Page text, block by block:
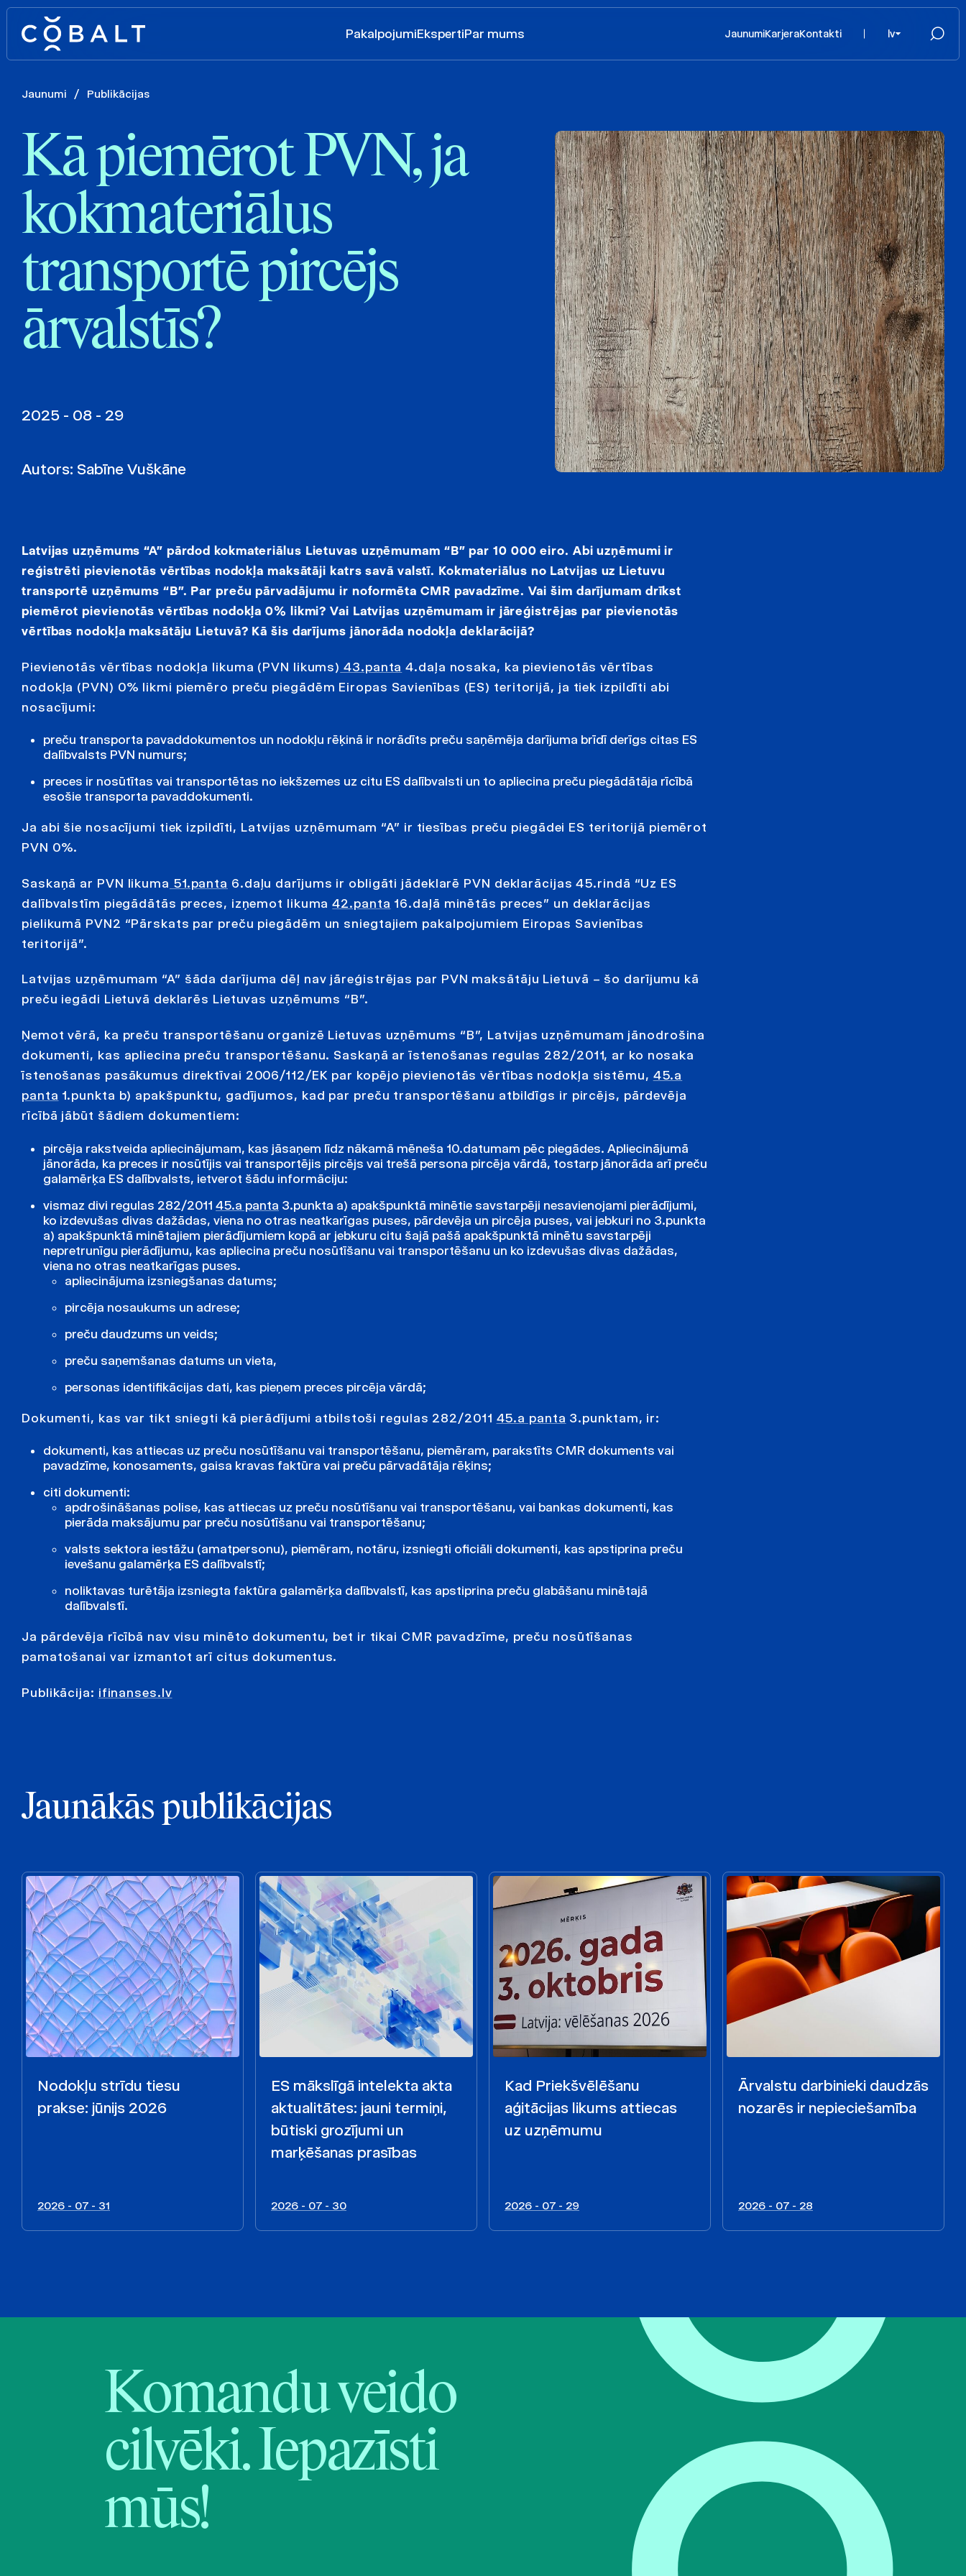
PakalpojumiEkspertiPar mums JaunumiKarjeraKontakti lv
Jaunumi / Publikācijas
Kā piemērot PVN, ja
kokmateriālus
transportē pircējs
ārvalstīs?
2025 - 08 - 29
Autors: Sabīne Vuškāne
Latvijas uzņēmums “A” pārdod kokmateriālus Lietuvas uzņēmumam “B” par 10 000 eiro. Abi uzņēmumi ir
reģistrēti pievienotās vērtības nodokļa maksātāji katrs savā valstī. Kokmateriālus no Latvijas uz Lietuvu
transportē uzņēmums “B”. Par preču pārvadājumu ir noformēta CMR pavadzīme. Vai šim darījumam drīkst
piemērot pievienotās vērtības nodokļa 0% likmi? Vai Latvijas uzņēmumam ir jāreģistrējas par pievienotās
vērtības nodokļa maksātāju Lietuvā? Kā šis darījums jānorāda nodokļa deklarācijā?
Pievienotās vērtības nodokļa likuma (PVN likums) 43.panta 4.daļa nosaka, ka pievienotās vērtības
nodokļa (PVN) 0% likmi piemēro preču piegādēm Eiropas Savienības (ES) teritorijā, ja tiek izpildīti abi
nosacījumi:
preču transporta pavaddokumentos un nodokļu rēķinā ir norādīts preču saņēmēja darījuma brīdī derīgs citas ES
dalībvalsts PVN numurs;
preces ir nosūtītas vai transportētas no iekšzemes uz citu ES dalībvalsti un to apliecina preču piegādātāja rīcībā
esošie transporta pavaddokumenti.
Ja abi šie nosacījumi tiek izpildīti, Latvijas uzņēmumam “A” ir tiesības preču piegādei ES teritorijā piemērot
PVN 0%.
Saskaņā ar PVN likuma 51.panta 6.daļu darījums ir obligāti jādeklarē PVN deklarācijas 45.rindā “Uz ES
dalībvalstīm piegādātās preces, izņemot likuma42.panta 16.daļā minētās preces” un deklarācijas
pielikumā PVN2 “Pārskats par preču piegādēm un sniegtajiem pakalpojumiem Eiropas Savienības
teritorijā”.
Latvijas uzņēmumam “A” šāda darījuma dēļ nav jāreģistrējas par PVN maksātāju Lietuvā – šo darījumu kā
preču iegādi Lietuvā deklarēs Lietuvas uzņēmums “B”.
Ņemot vērā, ka preču transportēšanu organizē Lietuvas uzņēmums “B”, Latvijas uzņēmumam jānodrošina
dokumenti, kas apliecina preču transportēšanu. Saskaņā ar īstenošanas regulas 282/2011, ar ko nosaka
īstenošanas pasākumus direktīvai 2006/112/EK par kopējo pievienotās vērtības nodokļa sistēmu, 45.a
panta 1.punkta b) apakšpunktu, gadījumos, kad par preču transportēšanu atbildīgs ir pircējs, pārdevēja
rīcībā jābūt šādiem dokumentiem:
pircēja rakstveida apliecinājumam, kas jāsaņem līdz nākamā mēneša 10.datumam pēc piegādes. Apliecinājumā
jānorāda, ka preces ir nosūtījis vai transportējis pircējs vai trešā persona pircēja vārdā, tostarp jānorāda arī preču
galamērķa ES dalībvalsts, ietverot šādu informāciju:
vismaz divi regulas 282/2011 45.a panta 3.punkta a) apakšpunktā minētie savstarpēji nesavienojami pierādījumi,
ko izdevušas divas dažādas, viena no otras neatkarīgas puses, pārdevēja un pircēja puses, vai jebkuri no 3.punkta
a) apakšpunktā minētajiem pierādījumiem kopā ar jebkuru citu šajā pašā apakšpunktā minētu savstarpēji
nepretrunīgu pierādījumu, kas apliecina preču nosūtīšanu vai transportēšanu un ko izdevušas divas dažādas,
viena no otras neatkarīgas puses.
apliecinājuma izsniegšanas datums;
pircēja nosaukums un adrese;
preču daudzums un veids;
preču saņemšanas datums un vieta,
personas identifikācijas dati, kas pieņem preces pircēja vārdā;
Dokumenti, kas var tikt sniegti kā pierādījumi atbilstoši regulas 282/2011 45.a panta 3.punktam, ir:
dokumenti, kas attiecas uz preču nosūtīšanu vai transportēšanu, piemēram, parakstīts CMR dokuments vai
pavadzīme, konosaments, gaisa kravas faktūra vai preču pārvadātāja rēķins;
citi dokumenti:
apdrošināšanas polise, kas attiecas uz preču nosūtīšanu vai transportēšanu, vai bankas dokumenti, kas
pierāda maksājumu par preču nosūtīšanu vai transportēšanu;
valsts sektora iestāžu (amatpersonu), piemēram, notāru, izsniegti oficiāli dokumenti, kas apstiprina preču
ievešanu galamērķa ES dalībvalstī;
noliktavas turētāja izsniegta faktūra galamērķa dalībvalstī, kas apstiprina preču glabāšanu minētajā
dalībvalstī.
Ja pārdevēja rīcībā nav visu minēto dokumentu, bet ir tikai CMR pavadzīme, preču nosūtīšanas
pamatošanai var izmantot arī citus dokumentus.
Publikācija: ifinanses.lv
Jaunākās publikācijas
Nodokļu strīdu tiesu
prakse: jūnijs 2026
2026 - 07 - 31
ES mākslīgā intelekta akta
aktualitātes: jauni termiņi,
būtiski grozījumi un
marķēšanas prasības
2026 - 07 - 30
Kad Priekšvēlēšanu
aģitācijas likums attiecas
uz uzņēmumu
2026 - 07 - 29
Ārvalstu darbinieki daudzās
nozarēs ir nepieciešamība
2026 - 07 - 28
Komandu veido
cilvēki. Iepazīsti
mūs!